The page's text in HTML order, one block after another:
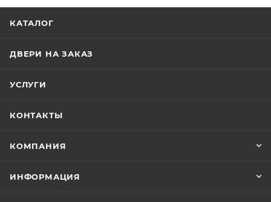
КАТАЛОГ
ДВЕРИ НА ЗАКАЗ
УСЛУГИ
КОНТАКТЫ
КОМПАНИЯ
ИНФОРМАЦИЯ